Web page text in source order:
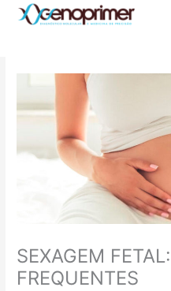
SEXAGEM
FREQUENTES